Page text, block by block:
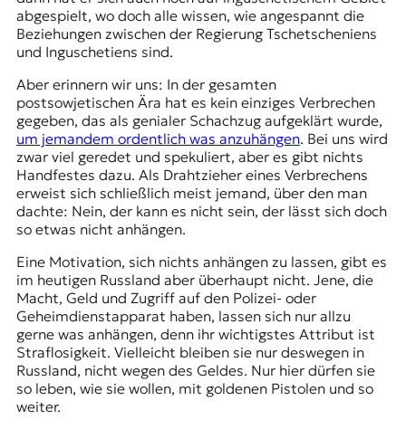
abgespielt, wo doch alle wissen, wie angespannt die
Beziehungen zwischen der Regierung Tschetscheniens
und Inguschetiens sind.
Aber erinnern wir uns: In der gesamten
postsowjetischen Ära hat es kein einziges Verbrechen
gegeben, das als genialer Schachzug aufgeklärt wurde,
um jemandem ordentlich was anzuhängen. Bei uns wird
zwar viel geredet und spekuliert, aber es gibt nichts
Handfestes dazu. Als Drahtzieher eines Verbrechens
erweist sich schließlich meist jemand, über den man
dachte: Nein, der kann es nicht sein, der lässt sich doch
so etwas nicht anhängen.
Eine Motivation, sich nichts anhängen zu lassen, gibt es
im heutigen Russland aber überhaupt nicht. Jene, die
Macht, Geld und Zugriff auf den Polizei- oder
Geheimdienstapparat haben, lassen sich nur allzu
gerne was anhängen, denn ihr wichtigstes Attribut ist
Straflosigkeit. Vielleicht bleiben sie nur deswegen in
Russland, nicht wegen des Geldes. Nur hier dürfen sie
so leben, wie sie wollen, mit goldenen Pistolen und so
weiter.